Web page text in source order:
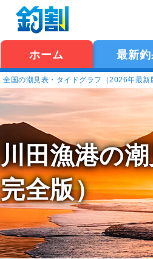
ホーム 最新釣
全国の潮見表・タイドグラフ（2026年最新
川田漁港の
完全版）